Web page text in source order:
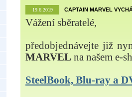
19.6.2019 CAPTAIN MARVEL
Vážení sběratelé,
předobjednávejte již
MARVEL na našem e-
SteelBook, Blu-ray a